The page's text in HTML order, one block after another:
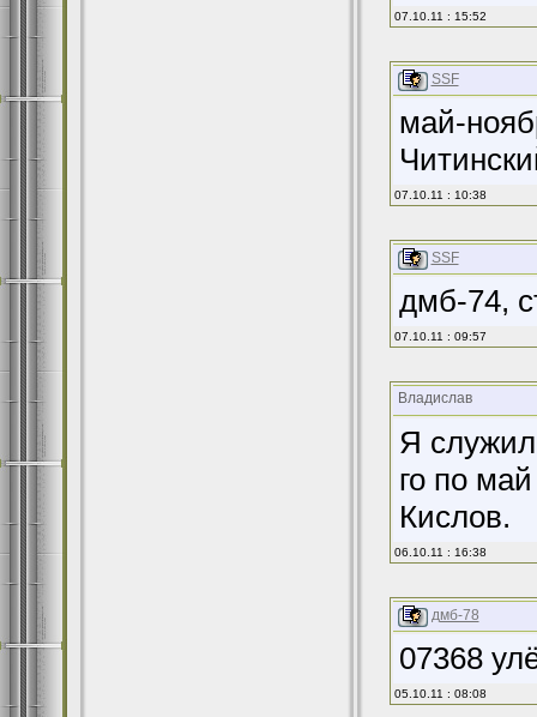
07.10.11 : 15:52
SSF
май-
07.10.11 : 10:38
SSF
дмб-74,
07.10.11 : 09:57
Владислав
Я
го по
Кислов.
06.10.11 : 16:38
дмб-78
07368
05.10.11 : 08:08